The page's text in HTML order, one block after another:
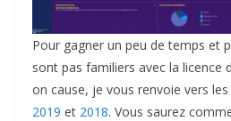
Pour gagner un peu de temps et
sont pas familiers avec la licence
on cause, je vous renvoie vers
2019 et 2018. Vous saurez